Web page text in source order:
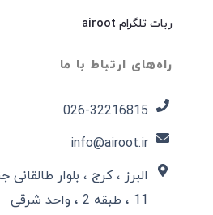
ربات تلگرام airoot
راه‌های ارتباط با ما
026-32216815​
info@airoot.ir
البرز ، کرج ، بلوار
11 ، طبقه 2 ، واحد شرقی